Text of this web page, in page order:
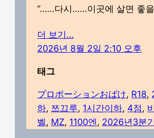
“……다시……이곳에 살면 좋을
더 보기…
2026년 8월 2일 2:10 오후
태그
プロポーションおばけ, R18,
하, 쯔끄루, 1시간이하, 4점,
벨, MZ, 1100엔, 2026년3분